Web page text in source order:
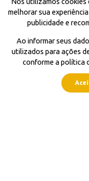
melhorar sua
publicidade e
Ao informar seus
utilizados para ações
conforme a política